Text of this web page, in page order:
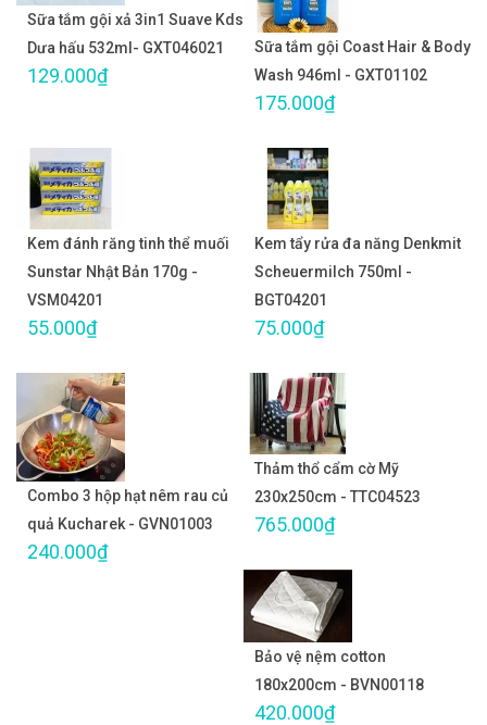
Sữa tắm gội xả 3in1 Suave Kds
Dưa hấu 532ml- GXT046021
129.000₫
Sữa tắm gội Coast Hair & Body
Wash 946ml - GXT01102
175.000₫
Kem đánh răng tinh thể muối
Sunstar Nhật Bản 170g -
VSM04201
55.000₫
Kem tẩy rửa đa năng Denkmit
Scheuermilch 750ml -
BGT04201
75.000₫
Combo 3 hộp hạt nêm rau củ
quả Kucharek - GVN01003
240.000₫
Thảm thổ cẩm cờ Mỹ
230x250cm - TTC04523
765.000₫
Bảo vệ nệm cotton
180x200cm - BVN00118
420.000₫